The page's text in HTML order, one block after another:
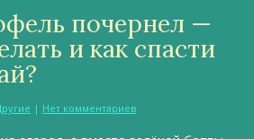
почернел —
и как спасти
| Нет комментариев